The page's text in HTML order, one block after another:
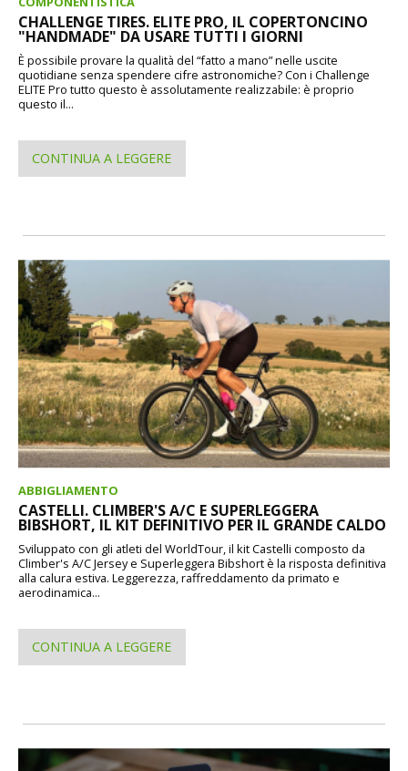
CHALLENGE TIRES. ELITE PRO, IL COPERTONCINO
"HANDMADE" DA USARE TUTTI I GIORNI
È possibile provare la qualità del “fatto a mano” nelle uscite
quotidiane senza spendere cifre astronomiche? Con i Challenge
ELITE Pro tutto questo è assolutamente realizzabile: è proprio
questo il...
CONTINUA A LEGGERE
ABBIGLIAMENTO
CASTELLI. CLIMBER'S A/C E SUPERLEGGERA
BIBSHORT, IL KIT DEFINITIVO PER IL GRANDE CALDO
Sviluppato con gli atleti del WorldTour, il kit Castelli composto da
Climber's A/C Jersey e Superleggera Bibshort è la risposta definitiva
alla calura estiva. Leggerezza, raffreddamento da primato e
aerodinamica...
CONTINUA A LEGGERE